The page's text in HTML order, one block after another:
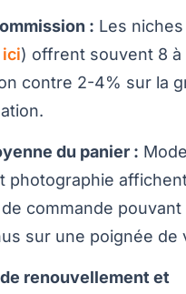
: Les
) offrent souvent 8 à
contre 2-4% sur la
du panier :
photographie
commande
sur une poignée de
renouvellement et